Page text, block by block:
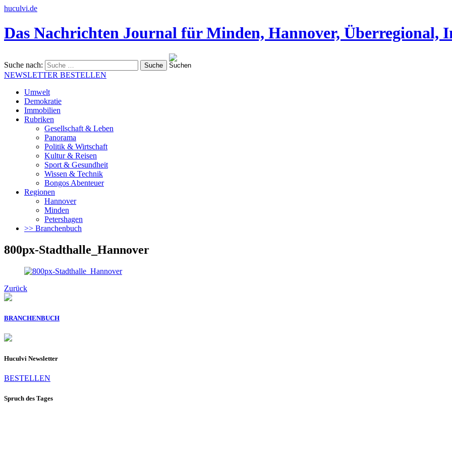
huculvi.de
Das Nachrichten Journal für Minden, Hannover, Überregional,
Suche nach:
NEWSLETTER BESTELLEN
Umwelt
Demokratie
Immobilien
Rubriken
Gesellschaft & Leben
Panorama
Politik & Wirtschaft
Kultur & Reisen
Sport & Gesundheit
Wissen & Technik
Bongos Abenteuer
Regionen
Hannover
Minden
Petershagen
>> Branchenbuch
800px-Stadthalle_Hannover
Zurück
BRANCHENBUCH
Huculvi Newsletter
BESTELLEN
Spruch des Tages